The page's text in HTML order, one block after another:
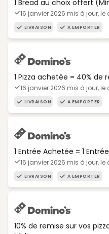
1 Bread au choix offert
16 janvier 2026 mis à jour,
LIVRAISON A EMPORTER
1 Pizza achetée = 40% de
16 janvier 2026 mis à jour,
LIVRAISON A EMPORTER
1 Entrée Achetée = 1
16 janvier 2026 mis à jour,
LIVRAISON A EMPORTER
10% de remise sur vos